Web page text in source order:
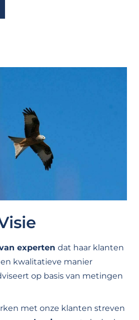
experten dat haar klanten
kwalitatieve manier
op basis van metingen
met onze klanten streven